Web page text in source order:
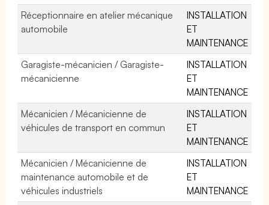
Réceptionnaire en atelier mécanique
automobile
INSTALLATION
ET
MAINTENANCE
Garagiste-mécanicien / Garagiste-
mécanicienne
INSTALLATION
ET
MAINTENANCE
Mécanicien / Mécanicienne de
véhicules de transport en commun
INSTALLATION
ET
MAINTENANCE
Mécanicien / Mécanicienne de
maintenance automobile et de
véhicules industriels
INSTALLATION
ET
MAINTENANCE